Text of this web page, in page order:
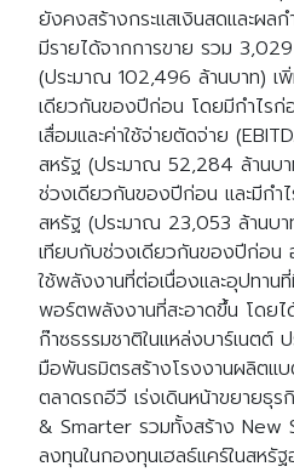
ยังคงสร้างกระแสเงินสดและผล
มีรายได้จากการขาย รวม
(ประมาณ 102,496 ล้านบาท) เ
เดียวกันของปีก่อน โดยมีกำไร
เสื่อมและค่าใช้จ่ายตัดจ่าย
สหรัฐ (ประมาณ 52,284 ล้านบ
ช่วงเดียวกันของปีก่อน และมีกำ
สหรัฐ (ประมาณ 23,053 ล้านบ
เทียบกับช่วงเดียวกันของปีก่อน
ใช้พลังงานที่ต่อเนื่องและอุปทา
พอร์ตพลังงานที่สะอาดขึ้น โดย
ก๊าซธรรมชาติในแหล่งบาร์เนตต์
มือพันธมิตรสร้างโรงงานผลิตแ
ตลาดรถอีวี เร่งเดินหน้าขยายธุ
& Smarter รวมทั้งสร้าง New
ลงทุนในกองทุนเฮลธ์แคร์ในสหรัฐ